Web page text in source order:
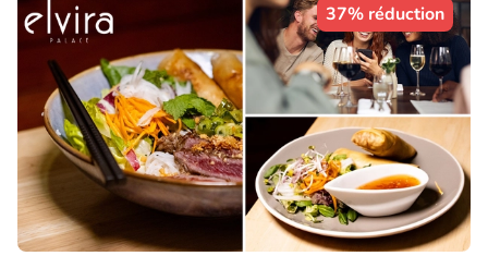
37% réduction